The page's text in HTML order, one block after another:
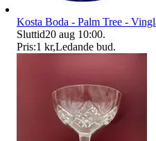
Kosta Boda - Palm Tree -
Sluttid20 aug 10:00.
Pris:1 kr,Ledande bud.